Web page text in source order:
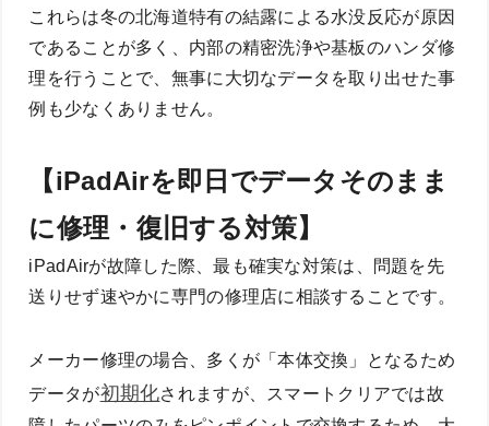
これらは冬の北海道特有の結露による水没反応が原因
であることが多く、内部の精密洗浄や基板のハンダ修
理を行うことで、無事に大切なデータを取り出せた事
例も少なくありません。
【iPadAirを即日でデータそのまま
に修理・復旧する対策】
iPadAirが故障した際、最も確実な対策は、問題を先
送りせず速やかに専門の修理店に相談することです。
メーカー修理の場合、多くが「本体交換」となるため
データが初期化されますが、スマートクリアでは故